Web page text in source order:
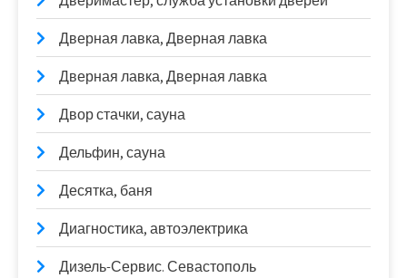
Дверная лавка, Дверная лавка
Дверная лавка, Дверная лавка
Двор стачки, сауна
Дельфин, сауна
Десятка, баня
Диагностика, автоэлектрика
Дизель-Сервис. Севастополь